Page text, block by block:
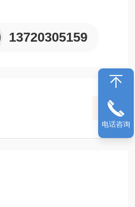
13720305159
电话咨询